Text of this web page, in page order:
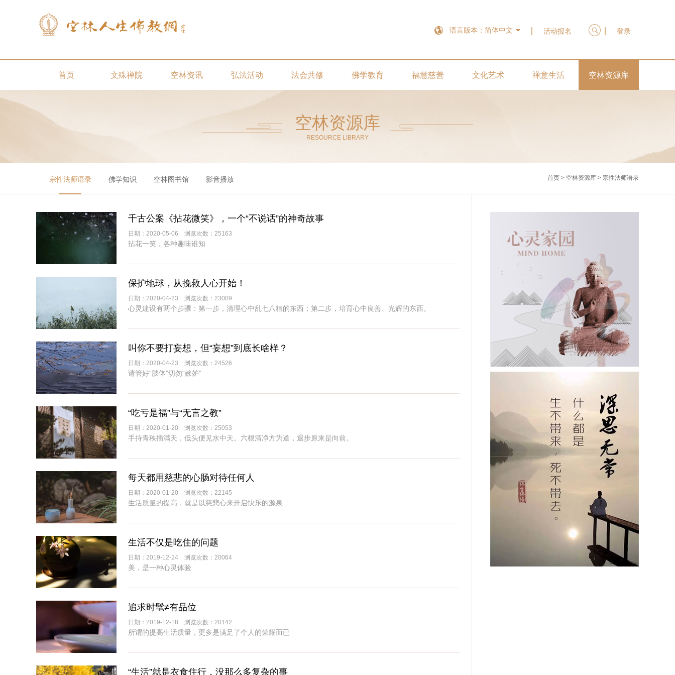
语言版本： 简体中文 活动报名 登录
首页 文殊禅院 空林资讯 弘法活动 法会共修 佛学教育 福慧慈善 文化艺术 禅意生活 空林资源库
空林资源库
RESOURCE LIBRARY
宗性法师语录 佛学知识 空林图书馆 影音播放 首页 > 空林资源库 > 宗性法师语录
千古公案《拈花微笑》，一个“不说话”的神奇故事
日期：2020-05-06 浏览次数：25163
拈花一笑，各种趣味谁知
保护地球，从挽救人心开始！
日期：2020-04-23 浏览次数：23009
心灵建设有两个步骤：第一步，清理心中乱七八糟的东西；第二步，培育心中良善、光辉的东西。
叫你不要打妄想，但“妄想”到底长啥样？
日期：2020-04-23 浏览次数：24526
请管好“肢体”切勿“嫉妒”
“吃亏是福”与“无言之教”
日期：2020-01-20 浏览次数：25053
手持青秧插满天，低头便见水中天。六根清净方为道，退步原来是向前。
每天都用慈悲的心肠对待任何人
日期：2020-01-20 浏览次数：22145
生活质量的提高，就是以慈悲心来开启快乐的源泉
生活不仅是吃住的问题
日期：2019-12-24 浏览次数：20064
美，是一种心灵体验
追求时髦≠有品位
日期：2019-12-18 浏览次数：20142
所谓的提高生活质量，更多是满足了个人的荣耀而已
“生活”就是衣食住行，没那么多复杂的事